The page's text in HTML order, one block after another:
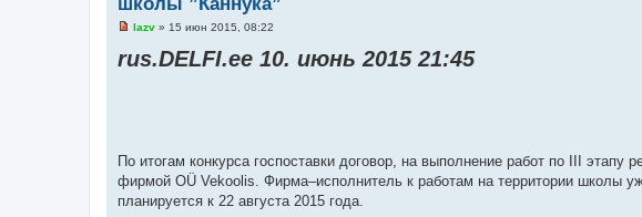
п
н
н
о
е
с
lazv » 15 июн 2015, 08:22
rus.DELFI.ee 10. июнь 2015 21:45
По итогам конкурса госпоставки договор, на выполнение работ по III
фирмой OÜ Vekoolis. Фирма–исполнитель к работам на территории школы
планируется к 22 августа 2015 года.